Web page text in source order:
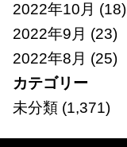
2022年10月 (18)
2022年9月 (23)
2022年8月 (25)
カテゴリー
未分類(1,371)